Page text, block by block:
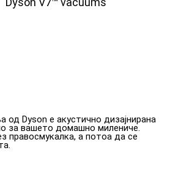
Dyson е акустично дизајнирана
за вашето домашно милениче.
правосмукалка, а потоа да се